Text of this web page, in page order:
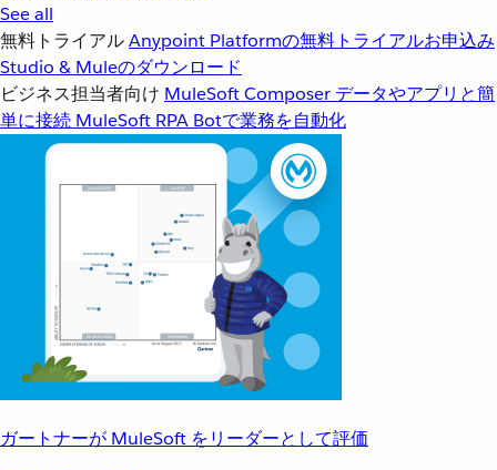
See all
無料トライアルAnypoint Platformの無料トライアルお申込み
Studio & Muleのダウンロード
ビジネス担当者向け MuleSoft Composer データやアプリと簡
単に接続 MuleSoft RPA Botで業務を自動化
ガートナーが MuleSoft をリーダーとして評価